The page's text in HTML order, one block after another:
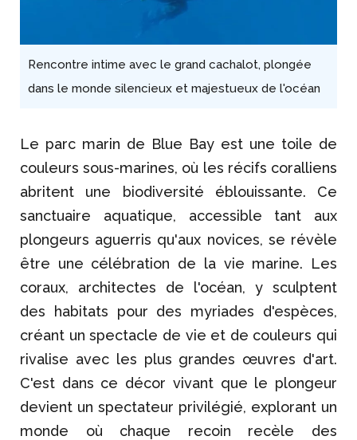
Rencontre intime avec le grand cachalot, plongée
dans le monde silencieux et majestueux de l'océan
Le parc marin de Blue Bay est une toile de
couleurs sous-marines, où les récifs coralliens
abritent une biodiversité éblouissante. Ce
sanctuaire aquatique, accessible tant aux
plongeurs aguerris qu'aux novices, se révèle
être une célébration de la vie marine. Les
coraux, architectes de l'océan, y sculptent
des habitats pour des myriades d'espèces,
créant un spectacle de vie et de couleurs qui
rivalise avec les plus grandes œuvres d'art.
C'est dans ce décor vivant que le plongeur
devient un spectateur privilégié, explorant un
monde où chaque recoin recèle des